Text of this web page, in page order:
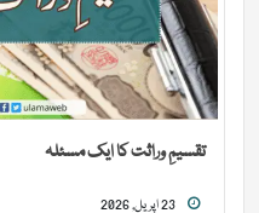
تقسیمِ وراثت کا ایک مسئلہ